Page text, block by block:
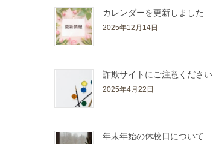
カレンダーを更新しました
2025年12月14日
詐欺サイトにご注意ください
2025年4月22日
年末年始の休校日について